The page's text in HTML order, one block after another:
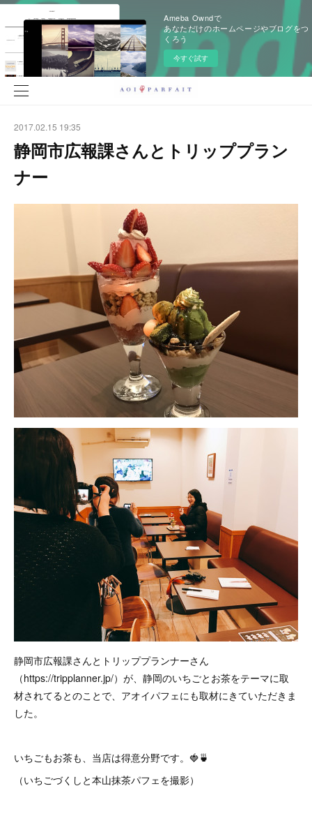
Ameba Owndで
あなただけのホームページやブログをつ
くろう
今すぐ試す
2017.02.15 19:35
静岡市広報課さんとトリッププラン
ナー
静岡市広報課さんとトリッププランナーさん
（https://tripplanner.jp/）が、静岡のいちごとお茶をテーマに取
材されてるとのことで、アオイパフェにも取材にきていただきま
した。
いちごもお茶も、当店は得意分野です。🍓🍵
（いちごづくしと本山抹茶パフェを撮影）